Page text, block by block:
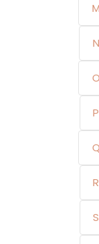
M
N
O
P
Q
R
S